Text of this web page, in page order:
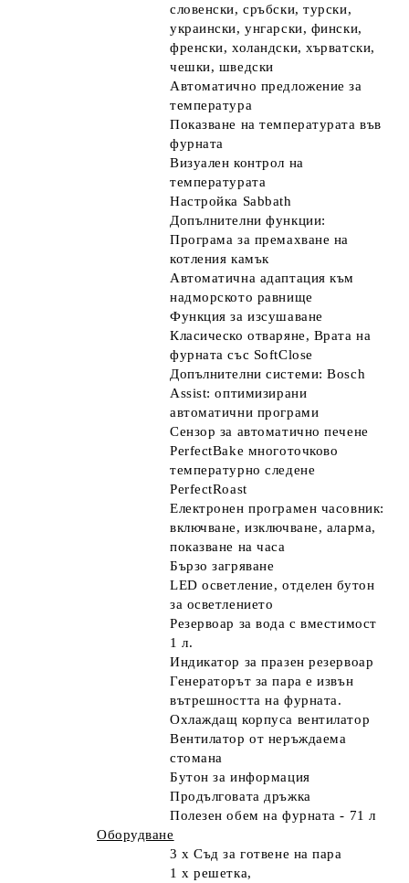
словенски, сръбски, турски,
украински, унгарски, фински,
френски, холандски, хърватски,
чешки, шведски
Автоматично предложение за
температура
Показване на температурата във
фурната
Визуален контрол на
температурата
Настройка Sabbath
Допълнителни функции:
Програма за премахване на
котления камък
Автоматична адаптация към
надморското равнище
Функция за изсушаване
Класическо отваряне, Врата на
фурната със SoftClose
Допълнителни системи: Bosch
Assist: оптимизирани
автоматични програми
Сензор за автоматично печене
PerfectBake многоточково
температурно следене
PerfectRoast
Електронен програмен часовник:
включване, изключване, аларма,
показване на часа
Бързо загряване
LED осветление, отделен бутон
за осветлението
Резервоар за вода с вместимост
1 л.
Индикатор за празен резервоар
Генераторът за пара е извън
вътрешността на фурната.
Охлаждащ корпуса вентилатор
Вентилатор от неръждаема
стомана
Бутон за информация
Продълговата дръжка
Полезен обем на фурната - 71 л
Оборудване
3 x Съд за готвене на пара
1 x решетка,